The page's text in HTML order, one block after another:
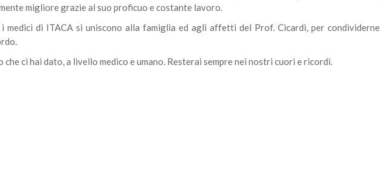
migliore grazie al suo proficuo e costante lavoro.
i medici di ITACA si uniscono alla famiglia ed agli affetti del Prof. Cicardi, per condividerne
ci hai dato, a livello medico e umano. Resterai sempre nei nostri cuori e ricordi.